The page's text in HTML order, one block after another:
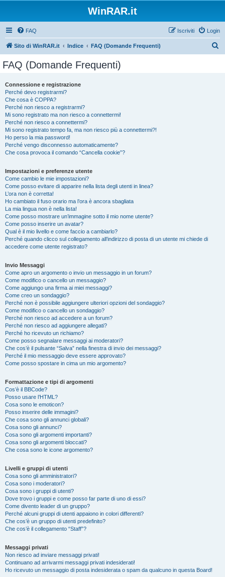
WinRAR.it
FAQ Login
Iscriviti
Sito di WinRAR.it Indice FAQ (Domande Frequenti)
FAQ (Domande Frequenti)
Connessione e registrazione
Perché devo registrarmi?
Che cosa è COPPA?
Perché non riesco a registrarmi?
Mi sono registrato ma non riesco a connettermi!
Perché non riesco a connettermi?
Mi sono registrato tempo fa, ma non riesco più a connettermi?!
Ho perso la mia password!
Perché vengo disconnesso automaticamente?
Che cosa provoca il comando “Cancella cookie”?
Impostazioni e preferenze utente
Come cambio le mie impostazioni?
Come posso evitare di apparire nella lista degli utenti in linea?
L’ora non è corretta!
Ho cambiato il fuso orario ma l’ora è ancora sbagliata
La mia lingua non è nella lista!
Come posso mostrare un’immagine sotto il mio nome utente?
Come posso inserire un avatar?
Qual è il mio livello e come faccio a cambiarlo?
Perché quando clicco sul collegamento all’indirizzo di posta di un utente mi chiede di
accedere come utente registrato?
Invio Messaggi
Come apro un argomento o invio un messaggio in un forum?
Come modifico o cancello un messaggio?
Come aggiungo una firma ai miei messaggi?
Come creo un sondaggio?
Perché non è possibile aggiungere ulteriori opzioni del sondaggio?
Come modifico o cancello un sondaggio?
Perché non riesco ad accedere a un forum?
Perché non riesco ad aggiungere allegati?
Perché ho ricevuto un richiamo?
Come posso segnalare messaggi ai moderatori?
Che cos’è il pulsante “Salva” nella finestra di invio dei messaggi?
Perché il mio messaggio deve essere approvato?
Come posso spostare in cima un mio argomento?
Formattazione e tipi di argomenti
Cos’è il BBCode?
Posso usare l’HTML?
Cosa sono le emoticon?
Posso inserire delle immagini?
Che cosa sono gli annunci globali?
Cosa sono gli annunci?
Cosa sono gli argomenti importanti?
Cosa sono gli argomenti bloccati?
Che cosa sono le icone argomento?
Livelli e gruppi di utenti
Cosa sono gli amministratori?
Cosa sono i moderatori?
Cosa sono i gruppi di utenti?
Dove trovo i gruppi e come posso far parte di uno di essi?
Come divento leader di un gruppo?
Perché alcuni gruppi di utenti appaiono in colori differenti?
Che cos’è un gruppo di utenti predefinito?
Che cos’è il collegamento “Staff”?
Messaggi privati
Non riesco ad inviare messaggi privati!
Continuano ad arrivarmi messaggi privati indesiderati!
Ho ricevuto un messaggio di posta indesiderata o spam da qualcuno in questa Board!